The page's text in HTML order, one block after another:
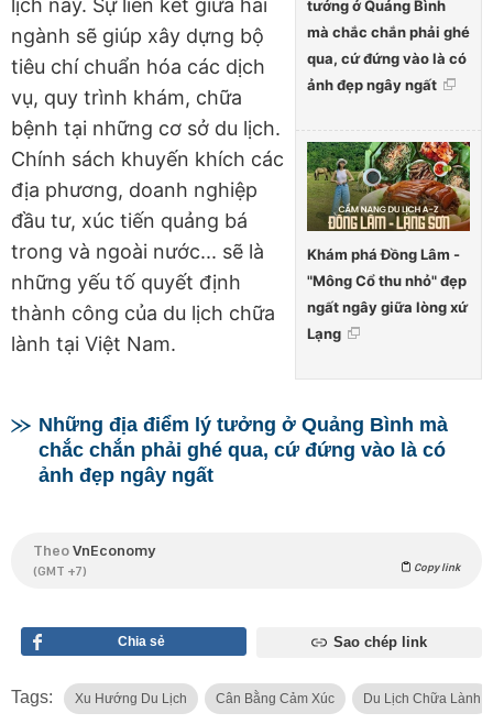
tưởng ở Quảng Bình
mà chắc chắn phải ghé
qua, cứ đứng vào là có
ảnh đẹp ngây ngất
Khám phá Đồng Lâm -
"Mông Cổ thu nhỏ" đẹp
ngất ngây giữa lòng xứ
Lạng
lịch này. Sự liên kết giữa hai
ngành sẽ giúp xây dựng bộ
tiêu chí chuẩn hóa các dịch
vụ, quy trình khám, chữa
bệnh tại những cơ sở du lịch.
Chính sách khuyến khích các
địa phương, doanh nghiệp
đầu tư, xúc tiến quảng bá
trong và ngoài nước... sẽ là
những yếu tố quyết định
thành công của du lịch chữa
lành tại Việt Nam.
Những địa điểm lý tưởng ở Quảng Bình mà
chắc chắn phải ghé qua, cứ đứng vào là có
ảnh đẹp ngây ngất
TheoVnEconomy
(GMT +7) Copy link
Chia sẻ Sao chép link
Tags: Xu Hướng Du Lịch Cân Bằng Cảm Xúc Du Lịch Chữa Lành